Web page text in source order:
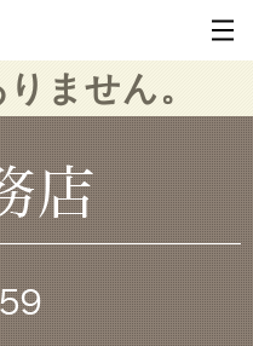
ません。